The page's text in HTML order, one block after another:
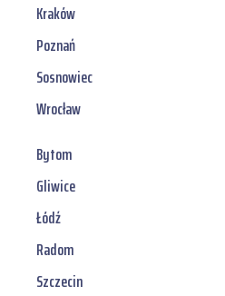
Kraków
Poznań
Sosnowiec
Wrocław
Bytom
Gliwice
Łódź
Radom
Szczecin